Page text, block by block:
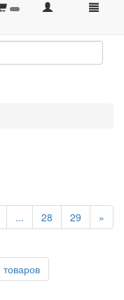
08-66
... 28 29 »
товаров